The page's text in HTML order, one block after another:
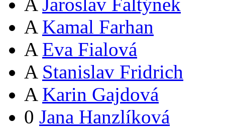
A Kamal Farhan
A Eva Fialová
A Stanislav Fridrich
A Karin Gajdová
0 Jana Hanzlíková